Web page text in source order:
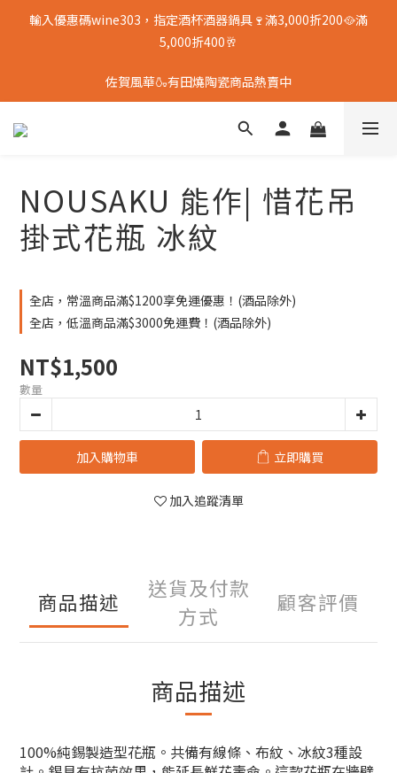
輸入優惠碼wine303，指定酒杯酒器鍋具🍷滿3,000折200🥘滿
5,000折400🥂
佐賀風華🍶有田燒陶瓷商品熱賣中
NOUSAKU 能作| 惜花吊
掛式花瓶 冰紋
全店，常溫商品滿$1200享免運優惠！(酒品除外)
全店，低溫商品滿$3000免運費！(酒品除外)
NT$1,500
數量
加入購物車 立即購買
加入追蹤清單
商品描述
送貨及付款
方式
顧客評價
商品描述
100%純錫製造型花瓶。共備有線條、布紋、冰紋3種設